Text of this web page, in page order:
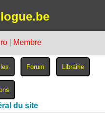
Membre
du site